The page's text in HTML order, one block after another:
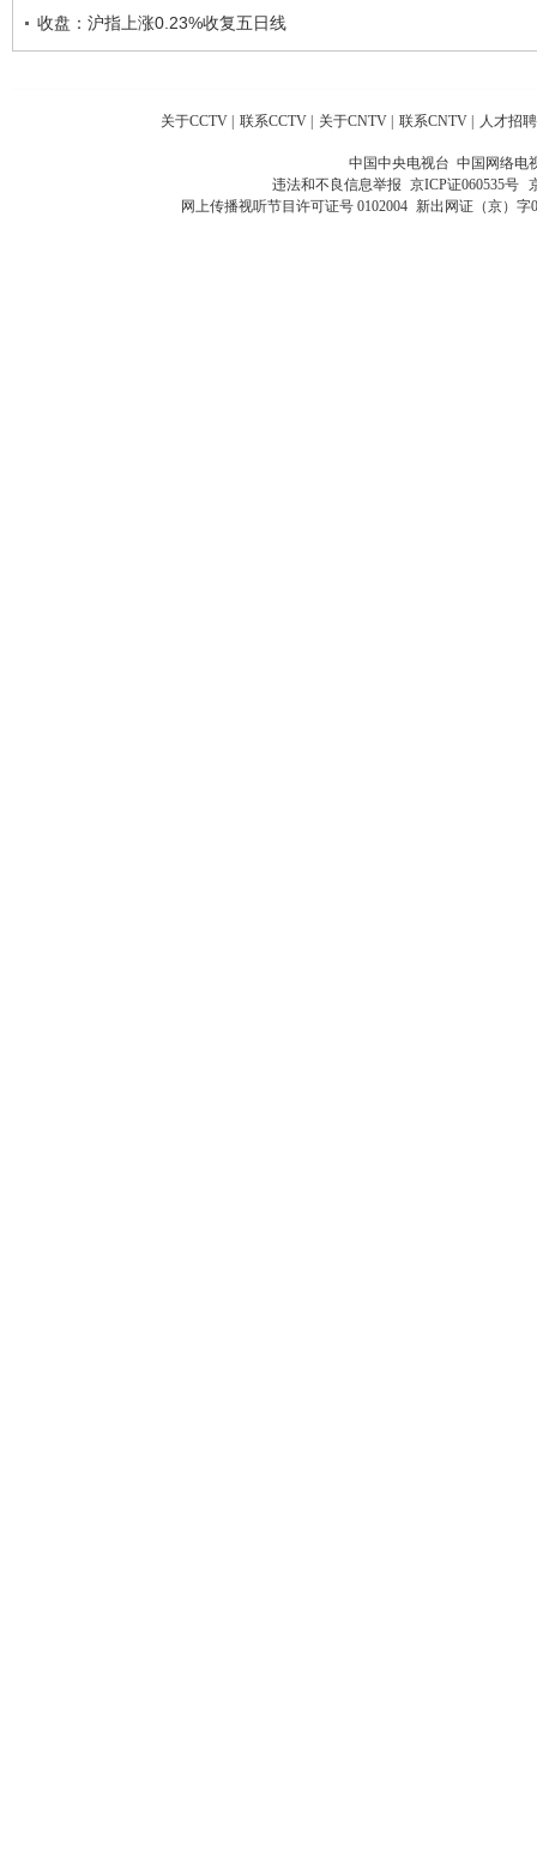
收盘：沪指上涨0.23%收复五日线
关于CCTV | 联系CCTV | 关于CNTV | 联系CNTV | 人才招聘
中国中央电视台 中国网络电
违法和不良信息举报 京ICP证060535号
网上传播视听节目许可证号 0102004 新出网证（京）